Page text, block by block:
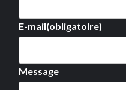
E-mail(obligatoire)
Message